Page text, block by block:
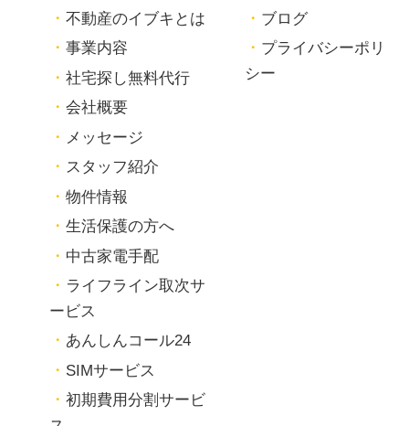
不動産のイブキとは
事業内容
社宅探し無料代行
会社概要
メッセージ
スタッフ紹介
物件情報
生活保護の方へ
中古家電手配
ライフライン取次サ
ービス
あんしんコール24
SIMサービス
初期費用分割サービ
ブログ
プライバシーポリ
シー